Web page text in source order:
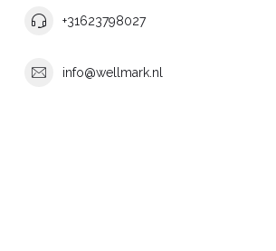
+31623798027
info@wellmark.nl